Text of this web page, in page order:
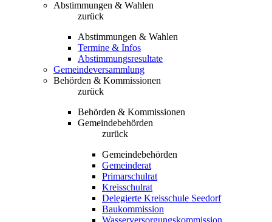
Abstimmungen & Wahlen
zurück
Abstimmungen & Wahlen
Termine & Infos
Abstimmungsresultate
Gemeindeversammlung
Behörden & Kommissionen
zurück
Behörden & Kommissionen
Gemeindebehörden
zurück
Gemeindebehörden
Gemeinderat
Primarschulrat
Kreisschulrat
Delegierte Kreisschule Seedorf
Baukommission
Wasserversorgungskommission